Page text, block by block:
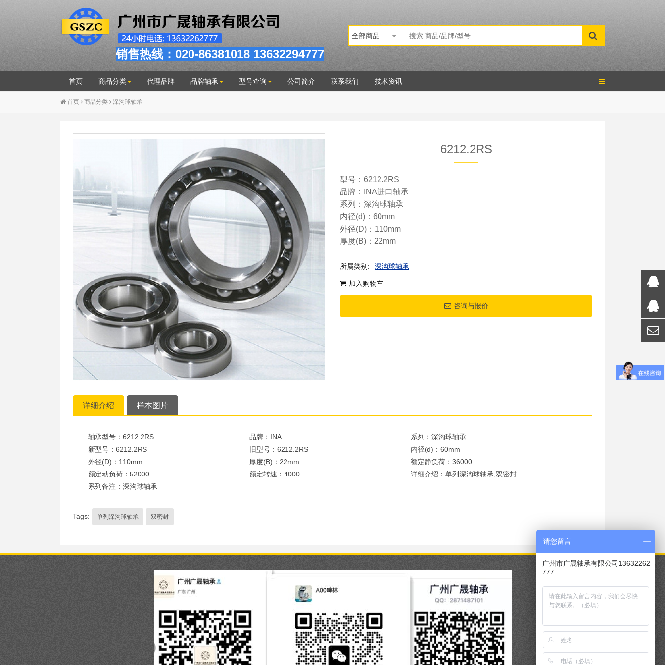
销售热线：020-86381018 13632294777
首页 商品分类 代理品牌 品牌轴承 型号查询 公司简介 联系我们 技术资讯
首页 商品分类 深沟球轴承
6212.2RS
型号：6212.2RS
品牌：INA进口轴承
系列：深沟球轴承
内径(d)：60mm
外径(D)：110mm
厚度(B)：22mm
所属类别: 深沟球轴承
加入购物车
咨询与报价
详细介绍 样本图片
轴承型号：6212.2RS 品牌：INA
系列：深沟球轴承
新型号：6212.2RS
旧型号：6212.2RS
内径(d)：60mm
外径(D)：110mm
厚度(B)：22mm
额定静负荷：36000
额定动负荷：52000
额定转速：4000
详细介绍：单列深沟球轴承,双密封
系列备注：深沟球轴承
Tags: 单列深沟球轴承 双密封
请您留言
广州市广晟轴承有限公司13632262
777